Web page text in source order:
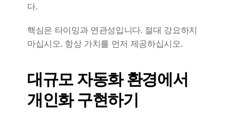
다.
핵심은 타이밍과 연관성입니다. 절대 강요하지
마십시오. 항상 가치를 먼저 제공하십시오.
대규모 자동화 환경에서
개인화 구현하기